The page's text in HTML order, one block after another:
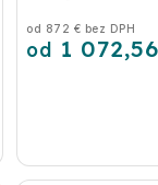
od 872 € bez DPH
od 1